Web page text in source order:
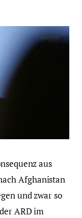
aus
Afghanistan
und zwar so
ARD im